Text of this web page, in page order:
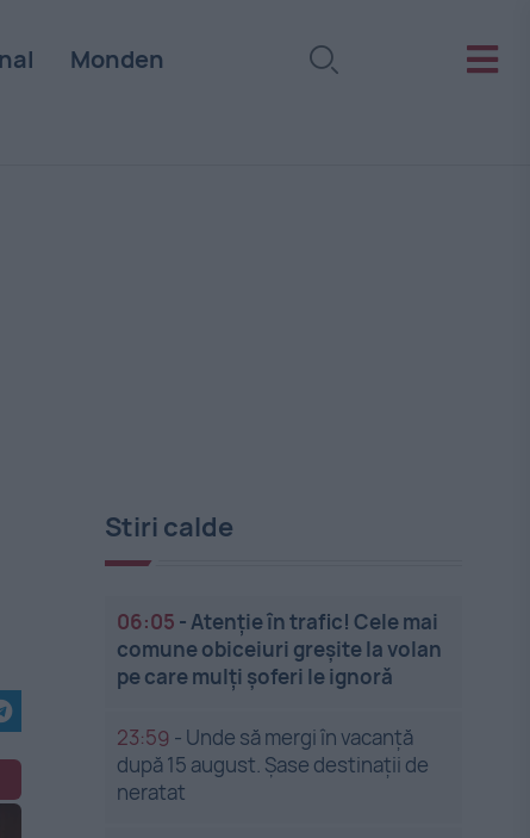
Monden
Stiri calde
06:05 -Atenție în trafic! Cele mai
comune obiceiuri greșite la volan
pe care mulți șoferi le ignoră
23:59 - Unde să mergi în vacanță
după 15 august. Șase destinații de
neratat